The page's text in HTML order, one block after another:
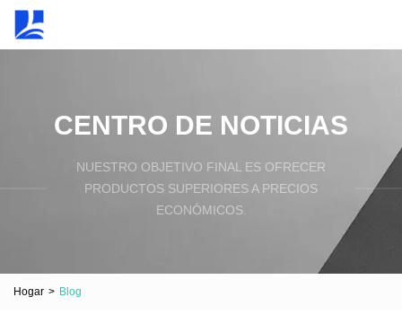
CENTRO DE NOTICIAS
NUESTRO OBJETIVO FINAL ES OFRECER
PRODUCTOS SUPERIORES A PRECIOS
ECONÓMICOS.
Hogar > Blog